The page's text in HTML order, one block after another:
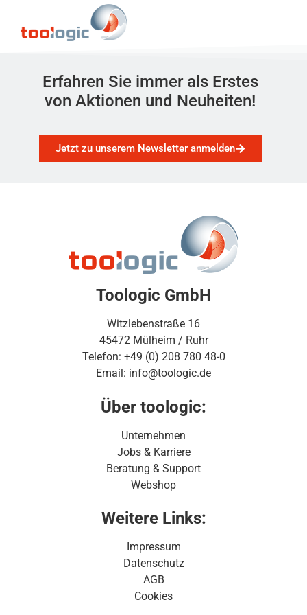
Erfahren Sie immer als Erstes
von Aktionen und Neuheiten!
Jetzt zu unserem Newsletter anmelden
Toologic GmbH
Witzlebenstraße 16
45472 Mülheim / Ruhr
Telefon: +49 (0) 208 780 48-0
Email: info@toologic.de
Über toologic:
Unternehmen
Jobs & Karriere
Beratung & Support
Webshop
Weitere Links:
Impressum
Datenschutz
AGB
Cookies